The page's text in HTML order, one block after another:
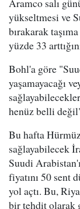
yükseltmesi ve
bırakarak
yüzde 33
Bohl'a göre
yaşamayacağı
henüz belli
Bu hafta Hürmüz
sağlayabilecek
Suudi
fiyatını 50 sent
yol açtı. Bu,
bir tehdit olarak